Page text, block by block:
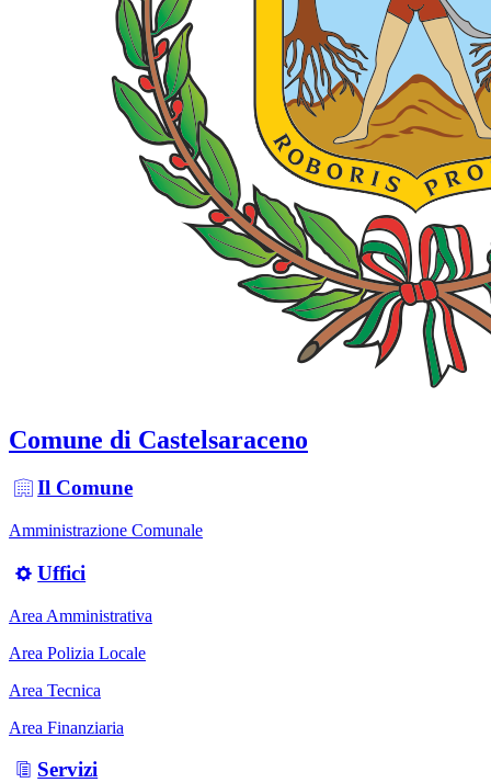
Comune di Castelsaraceno
Il Comune
Amministrazione Comunale
Uffici
Area Amministrativa
Area Polizia Locale
Area Tecnica
Area Finanziaria
Servizi